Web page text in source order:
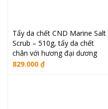
Tẩy da chết CND Marine Salt
Scrub – 510g, tẩy da chết
chân với hương đại dương
829.000 ₫